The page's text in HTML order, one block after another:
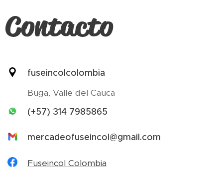
Contacto
fuseincolcolombia
Buga, Valle del Cauca
(+57) 314 7985865
mercadeofuseincol@gmail.com
Fuseincol Colombia